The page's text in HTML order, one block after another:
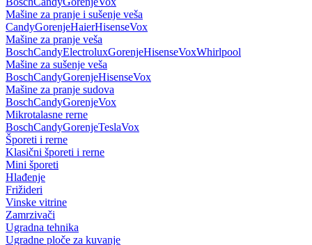
Mašine za pranje i sušenje veša
CandyGorenjeHaierHisenseVox
Mašine za pranje veša
BoschCandyElectroluxGorenjeHisenseVoxWhirlpool
Mašine za sušenje veša
BoschCandyGorenjeHisenseVox
Mašine za pranje sudova
BoschCandyGorenjeVox
Mikrotalasne rerne
BoschCandyGorenjeTeslaVox
Šporeti i rerne
Klasični šporeti i rerne
Mini šporeti
Hlađenje
Frižideri
Vinske vitrine
Zamrzivači
Ugradna tehnika
Ugradne ploče za kuvanje